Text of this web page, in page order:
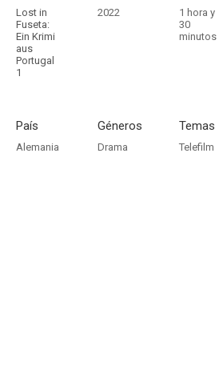
Lost in
Fuseta:
Ein Krimi
aus
Portugal
1
2022
1 hora y
30
minutos
País
Alemania
Géneros
Drama
Temas
Telefilm